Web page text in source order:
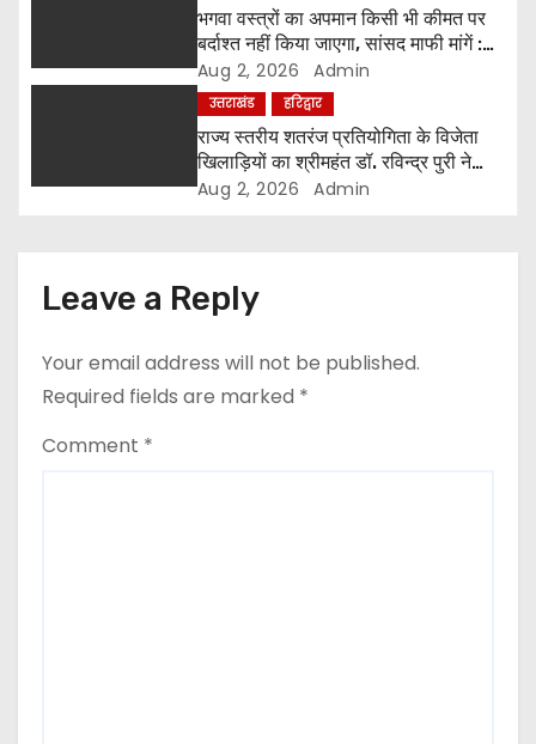
n
भगवा वस्त्रों का अपमान किसी भी कीमत पर
बर्दाश्त नहीं किया जाएगा, सांसद माफी मांगें :
श्रीमहंत डॉ. रविंद्र पुरी महाराज
Aug 2, 2026 Admin
उत्तराखंड हरिद्वार
राज्य स्तरीय शतरंज प्रतियोगिता के विजेता
खिलाड़ियों का श्रीमहंत डॉ. रविन्द्र पुरी ने
किया सम्मान
Aug 2, 2026 Admin
Leave a Reply
Your email address will not be published.
Required fields are marked *
Comment *